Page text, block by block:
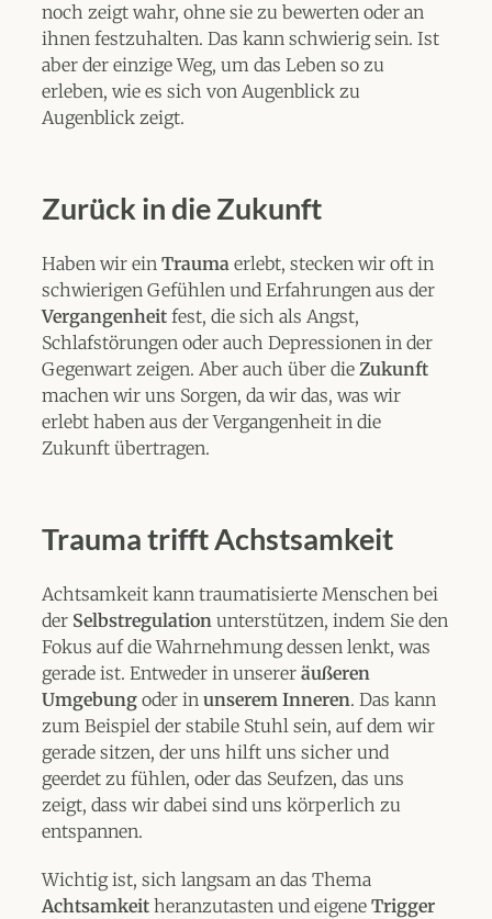
noch zeigt wahr, ohne sie zu bewerten oder an
ihnen festzuhalten. Das kann schwierig sein. Ist
aber der einzige Weg, um das Leben so zu
erleben, wie es sich von Augenblick zu
Augenblick zeigt.
Zurück in die Zukunft
Haben wir einTraumaerlebt, stecken wir oft in
schwierigen Gefühlen und Erfahrungen aus der
Vergangenheitfest, die sich als Angst,
Schlafstörungen oder auch Depressionen in der
Gegenwart zeigen. Aber auch über dieZukunft
machen wir uns Sorgen, da wir das, was wir
erlebt haben aus der Vergangenheit in die
Zukunft übertragen.
Trauma trifft Achstsamkeit
Achtsamkeit kann traumatisierte Menschen bei
der Selbstregulationunterstützen, indem Sie den
Fokus auf die Wahrnehmung dessen lenkt, was
gerade ist. Entweder in unsereräußeren
Umgebung oder inunserem Inneren. Das kann
zum Beispiel der stabile Stuhl sein, auf dem wir
gerade sitzen, der uns hilft uns sicher und
geerdet zu fühlen, oder das Seufzen, das uns
zeigt, dass wir dabei sind uns körperlich zu
entspannen.
Wichtig ist, sich langsam an das Thema
Achtsamkeitheranzutasten und eigeneTrigger